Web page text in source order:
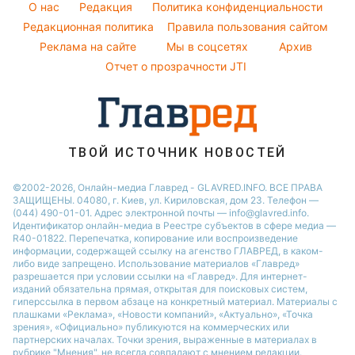
София Ротару
Новости Тернополя
Новости Ровно
Новости Запорожья
Новости Одессы
Пылевая буря
Народные приметы
Все о шоу-бизнесе
O нас Редакция
Политика конфиденциальности
Редакционная политика
Правила пользования сайтом
Реклама на сайте
Мы в соцсетях
Архив
Отчет о прозрачности JTI
ТВОЙ ИСТОЧНИК НОВОСТЕЙ
©2002-2026, Онлайн-медиа Главред - GLAVRED.INFO. ВСЕ ПРАВА
ЗАЩИЩЕНЫ. 04080, г. Киев, ул. Кириловская, дом 23. Телефон —
(044) 490-01-01. Адрес электронной почты — info@glavred.info.
Идентификатор онлайн-медиа в Реестре cубъектов в сфере медиа —
R40-01822. Перепечатка, копирование или воспроизведение
информации, содержащей ссылку на агенство ГЛАВРЕД, в каком-
либо виде запрещено. Использование материалов «Главред»
разрешается при условии ссылки на «Главред». Для интернет-
изданий обязательна прямая, открытая для поисковых систем,
гиперссылка в первом абзаце на конкретный материал. Материалы с
плашками «Реклама», «Новости компаний», «Актуально», «Точка
зрения», «Официально» публикуются на коммерческих или
партнерских началах. Точки зрения, выраженные в материалах в
рубрике "Мнения", не всегда совпадают с мнением редакции.